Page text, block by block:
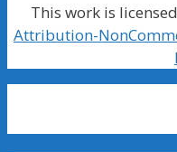
This work is
Attribution-